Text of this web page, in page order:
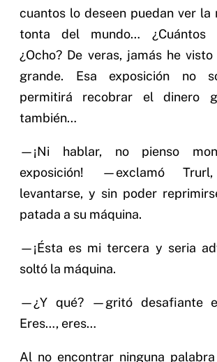
cuantos lo deseen puedan ver la
tonta del mundo… ¿Cuántos
¿Ocho? De veras, jamás he
grande. Esa exposición no
permitirá recobrar el dinero
también…
—¡Ni hablar, no pienso
exposición! —exclamó
levantarse, y sin poder
patada a su máquina.
—¡Ésta es mi tercera y seria
soltó la máquina.
—¿Y qué? —gritó desafiante
Eres…, eres…
Al no encontrar ninguna palabra